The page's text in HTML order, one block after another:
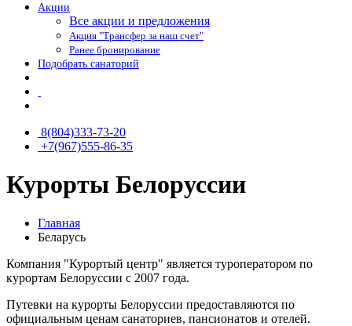
Акции
Все акции и предложения
Акция "Трансфер за наш счет"
Ранее бронирование
Подобрать санаторий
8(804)333-73-20
+7(967)555-86-35
Курорты Белоруссии
Главная
Беларусь
Компания "Курортый центр" является туроператором по
курортам Белоруссии с 2007 года.
Путевки на курорты Белоруссии предоставляются по
официальным ценам санаториев, пансионатов и отелей.